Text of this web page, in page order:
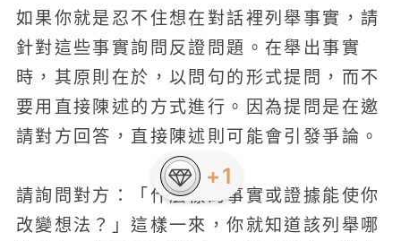
如果你就是忍不住想在對話裡列舉事實，請
針對這些事實詢問反證問題。在舉出事實
時，其原則在於，以問句的形式提問，而不
要用直接陳述的方式進行。因為提問是在邀
請對方回答，直接陳述則可能會引發爭論。
請詢問對方：「什麼樣的事實或證據能使你
改變想法？」這樣一來，你就知道該列舉哪
+1